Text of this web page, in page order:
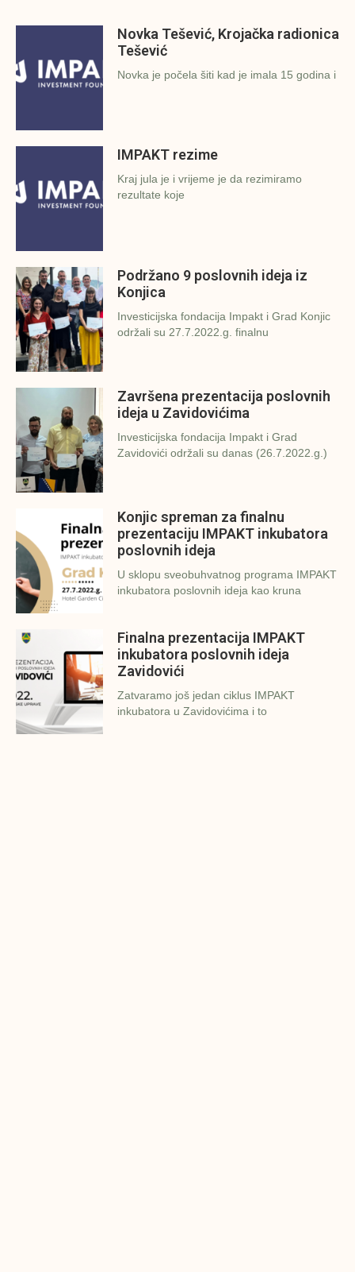
Novka Tešević, Krojačka radionica
Tešević
Novka je počela šiti kad je imala 15 godina i
IMPAKT rezime
Kraj jula je i vrijeme je da rezimiramo
rezultate koje
Podržano 9 poslovnih ideja iz
Konjica
Investicijska fondacija Impakt i Grad Konjic
održali su 27.7.2022.g. finalnu
Završena prezentacija poslovnih
ideja u Zavidovićima
Investicijska fondacija Impakt i Grad
Zavidovići održali su danas (26.7.2022.g.)
Konjic spreman za finalnu
prezentaciju IMPAKT inkubatora
poslovnih ideja
U sklopu sveobuhvatnog programa IMPAKT
inkubatora poslovnih ideja kao kruna
Finalna prezentacija IMPAKT
inkubatora poslovnih ideja
Zavidovići
Zatvaramo još jedan ciklus IMPAKT
inkubatora u Zavidovićima i to